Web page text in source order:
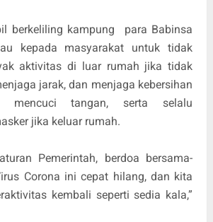
berkeliling kampung para Babinsa
kepada masyarakat untuk tidak
aktivitas di luar rumah jika tidak
jarak, dan menjaga kebersihan
mencuci tangan, serta selalu
jika keluar rumah.
Pemerintah, berdoa bersama-
Corona ini cepat hilang, dan kita
kembali seperti sedia kala,”